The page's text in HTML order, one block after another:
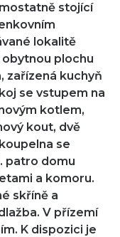
stojící
lokalitě
obytnou plochu
zařízená kuchyň
se vstupem na
kotlem,
kout, dvě
se
patro domu
a komoru.
skříně a
V přízemí
K dispozici je